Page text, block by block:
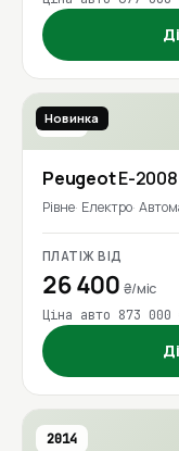
2023
Новинка
PeugeotE-2008
Рівне Електро
ПЛАТІЖ ВІД
26 400 ₴/міс
Ціна авто 873 000
2014